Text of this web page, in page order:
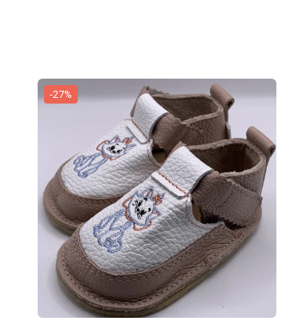
-27%